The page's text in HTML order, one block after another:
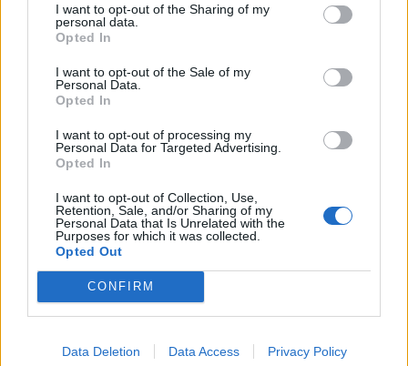
I want to opt-out of the Sharing of my
personal data.
Opted In
I want to opt-out of the Sale of my
Personal Data.
Opted In
I want to opt-out of processing my
Personal Data for Targeted Advertising.
Opted In
I want to opt-out of Collection, Use,
Retention, Sale, and/or Sharing of my
Personal Data that Is Unrelated with the
Purposes for which it was collected.
Opted Out
CONFIRM
Data Deletion Data Access Privacy Policy
ULSTMAD
Vila Real
Fundação Santander lança
projeto para pensar futuro da
Educação em Portugal até 2050
Jovem de Murça vence concurso
Siga-nos no Instagram@noticiasdevilareal